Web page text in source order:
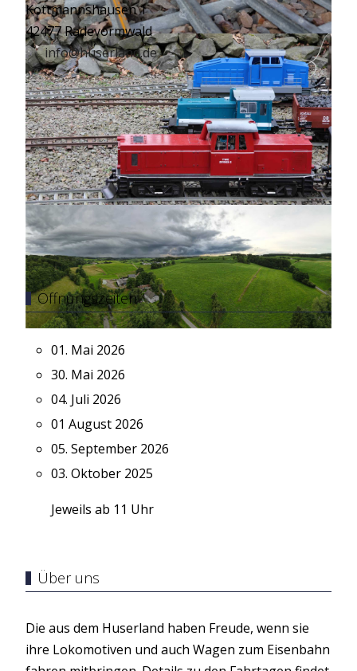
Kottmannshausen 1
42477 Radevormwald
info@huserland.de
Öffnungszeiten
01. Mai 2026
30. Mai 2026
04. Juli 2026
01 August 2026
05. September 2026
03. Oktober 2025
Jeweils ab 11 Uhr
Über uns
Die aus dem Huserland haben Freude, wenn sie
ihre Lokomotiven und auch Wagen zum Eisenbahn